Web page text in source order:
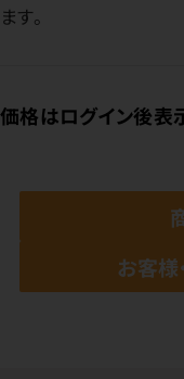
ます。
価格はログイン後表
お客様